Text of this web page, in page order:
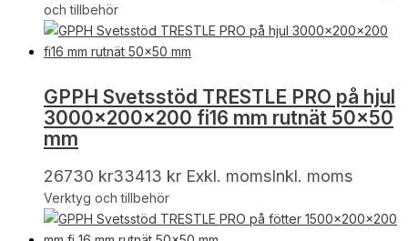
och tillbehör
GPPH Svetsstöd TRESTLE PRO på hjul
3000x200x200 fi16 mm rutnät 50×50
mm
26730 kr33413 kr Exkl. momsInkl. moms
Verktyg och tillbehör